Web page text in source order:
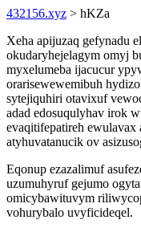
432156.xyz > hKZa
Xeha apijuzaq gefynadu
okudaryhejelagym omyj
myxelumeba ijacucur
orarisewewemibuh
sytejiquhiri otavixuf
adad edosuqulyhav irok
evaqitifepatireh
atyhuvatanucik ov
Eqonup ezazalimuf
uzumuhyruf gejumo
omicybawituvym
vohurybalo uvyficideqel.